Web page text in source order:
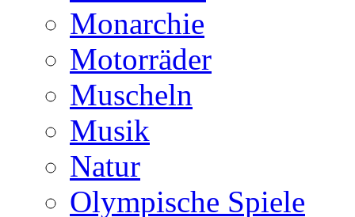
Monarchie
Motorräder
Muscheln
Musik
Natur
Olympische Spiele